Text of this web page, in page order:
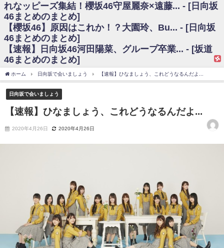
乃木坂46アンテナ / 【櫻坂46】ミーグリで喧嘩！？山下瞳月、これはマジ
ギレしてる
乃木坂あんてな ～乃木坂46・欅坂46・日向坂46のニュース・情報・話題
をピックアップ / れなッピーズ集結！櫻坂46守屋麗奈×遠藤理子、8/6「ラヴィ
ット！」水曜スタジオ出演決定
日向坂46まとめのまとめ / 【日向坂46】富田鈴花、次の事務所が決まって
そう！？
日向坂46まとめのまとめ / 【日向坂46】富田鈴花、次の事務所が決まって
そう！？
ハ！』ミーグリ日程がこちら
乃木坂あんてな ～乃木坂46・欅坂46・日向坂46のニュース・情報・話題
をピックアップ / 日向坂46卒業後初共演！佐々木久美さん、師匠オードリー若
欅坂46/日向坂46まとめのまとめ / 『anan』の表紙の櫻坂46さん、多様性
日向坂46まとめのまとめ / 【日向坂46】富田鈴花1st写真集の先行カット、
これも素晴らしい
日向坂46まとめのまとめ / 【日向坂46】五期生着ぐるみ生写真も！ 富田鈴
花考案グッズ＆生写真5種が公開される
日向坂46まとめのまとめ / これから彼氏と行為する直前の賀喜遥香、やば
れなッピーズ集結！櫻坂46守屋麗奈×遠藤... - [日向坂
46まとめのまとめ]
【櫻坂46】原因はこれか！？大園玲、Bu... - [日向坂
46まとめのまとめ]
【速報】日向坂46河田陽菜、グループ卒業... - [坂道
46まとめのまとめ]
ホーム 日向坂で会いましょう 【速報】ひなましょう、これどうなるんだよ...
日向坂で会いましょう
【速報】ひなましょう、これどうなるんだよ...
2020年4月26日 2020年4月26日